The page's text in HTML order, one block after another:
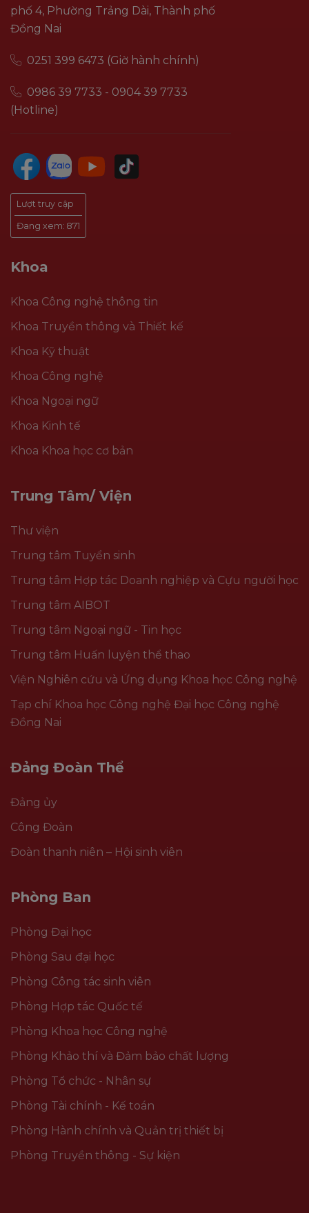
phố 4, Phường Trảng Dài, Thành phố
Đồng Nai
0251 399 6473 (Giờ hành chính)
0986 39 7733 - 0904 39 7733
(Hotline)
Lượt truy cập
Đang xem: 871
Khoa
Khoa Công nghệ thông tin
Khoa Truyền thông và Thiết kế
Khoa Kỹ thuật
Khoa Công nghệ
Khoa Ngoại ngữ
Khoa Kinh tế
Khoa Khoa học cơ bản
Trung Tâm/ Viện
Thư viện
Trung tâm Tuyển sinh
Trung tâm Hợp tác Doanh nghiệp và Cựu người học
Trung tâm AIBOT
Trung tâm Ngoại ngữ - Tin học
Trung tâm Huấn luyện thể thao
Viện Nghiên cứu và Ứng dụng Khoa học Công nghệ
Tạp chí Khoa học Công nghệ Đại học Công nghệ
Đồng Nai
Đảng Đoàn Thể
Đảng ủy
Công Đoàn
Đoàn thanh niên – Hội sinh viên
Phòng Ban
Phòng Đại học
Phòng Sau đại học
Phòng Công tác sinh viên
Phòng Hợp tác Quốc tế
Phòng Khoa học Công nghệ
Phòng Khảo thí và Đảm bảo chất lượng
Phòng Tổ chức - Nhân sự
Phòng Tài chính - Kế toán
Phòng Hành chính và Quản trị thiết bị
Phòng Truyền thông - Sự kiện